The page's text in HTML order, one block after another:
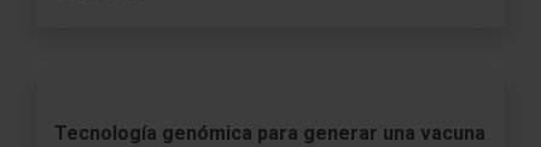
Tecnología genómica para generar una vacuna